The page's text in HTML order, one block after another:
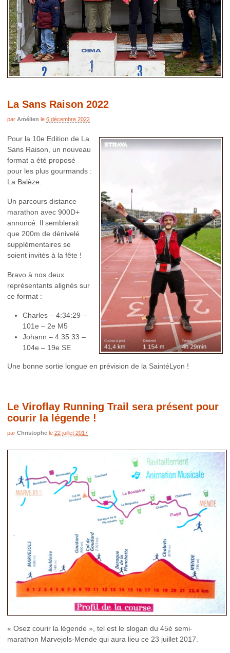
La Sans Raison 2022
par Amélien le 6 décembre 2022
Pour la 10e Edition de La
Sans Raison, un nouveau
format a été proposé
pour les plus gourmands :
La Balèze.
Un parcours distance
marathon avec 900D+
annoncé. Il semblerait
que 200m de dénivelé
supplémentaires se
soient invités à la fête !
Bravo à nos deux
représentants alignés sur
ce format :
Charles – 4:34:29 –
101e – 2e M5
Johann – 4:35:33 –
104e – 19e SE
Une bonne sortie longue en prévision de la SaintéLyon !
Le Viroflay Running Trail sera présent pour
courir la légende !
par Christophe le 22 juillet 2017
« Osez courir la légende », tel est le slogan du 45è semi-
marathon Marvejols-Mende qui aura lieu ce 23 juillet 2017.